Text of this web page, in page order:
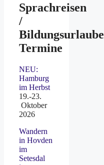
Sprachreisen
/
Bildungsurlaube
Termine
NEU:
Hamburg
im Herbst
19.-23.
Oktober
2026
Wandern
in Hovden
im
Setesdal